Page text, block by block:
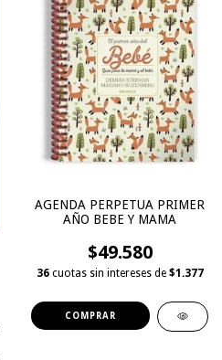
AGENDA PERPETUA PRIMER
AÑO BEBE Y MAMA
$49.580
36 cuotas sin intereses de $1.377